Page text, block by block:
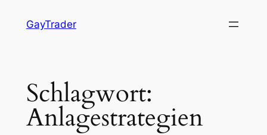
InhaltGayTrader
Schlagwort:
Anlagestrategien